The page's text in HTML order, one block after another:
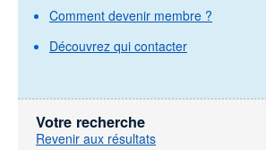
Comment devenir membre ?
Découvrez qui contacter
Votre recherche
Revenir aux résultats